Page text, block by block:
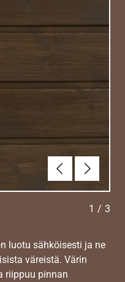
Edellinen
1 / 3
luotu sähköisesti ja ne
väreistä. Värin
riippuu pinnan